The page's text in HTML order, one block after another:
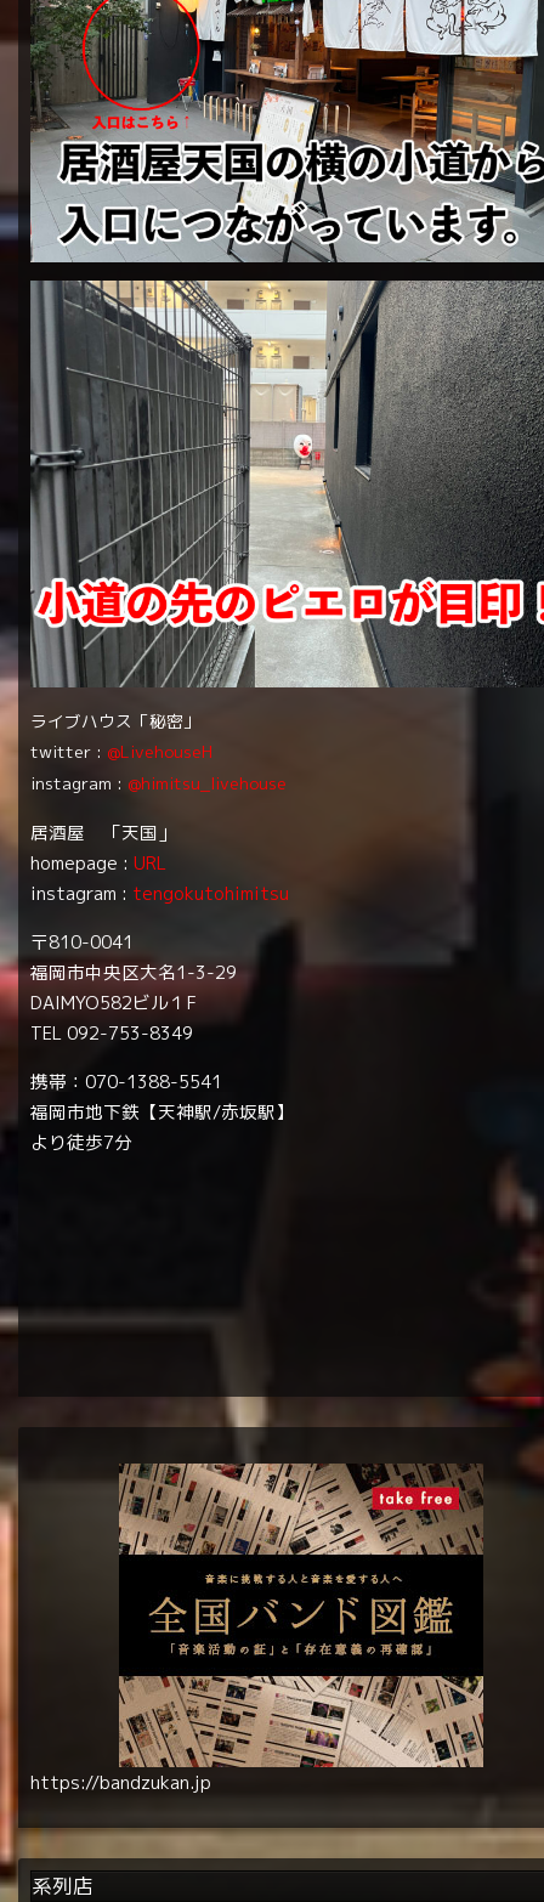
ライブハウス「秘密」
twitter : @LivehouseH
instagram : @himitsu_livehouse
居酒屋 「天国」
homepage : URL
instagram : tengokutohimitsu
〒810-0041
福岡市中央区大名1-3-29
DAIMYO582ビル１F
TEL 092-753-8349
携帯：070-1388-5541
福岡市地下鉄【天神駅/赤坂駅】
より徒歩7分
https://bandzukan.jp
系列店